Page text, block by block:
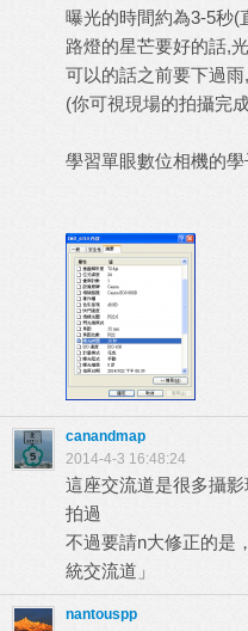
曝光的時間約為3-5秒(
路燈的星芒要好的話,
可以的話之前要下過
(你可視現場的拍攝完
學習單眼數位相機的
canandmap
2014-4-3 16:48:24
這座交流道是很多攝
拍過
不過要請n大修正的是
統交流道」
nantouspp